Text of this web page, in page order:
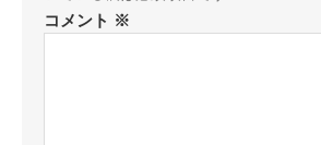
コメント ※